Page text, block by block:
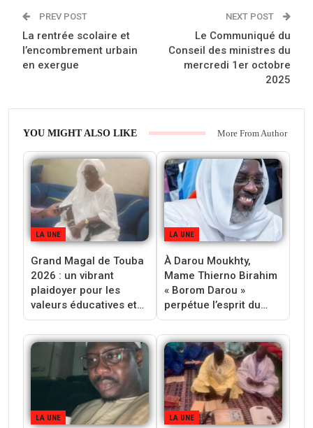
PREV POST
La rentrée scolaire et
l’encombrement urbain
en exergue
NEXT POST
Le Communiqué du
Conseil des ministres du
mercredi 1er octobre
2025
YOU MIGHT ALSO LIKE More From Author
LA UNE
Grand Magal de Touba
2026 : un vibrant
plaidoyer pour les
valeurs éducatives et…
LA UNE
À Darou Moukhty,
Mame Thierno Birahim
« Borom Darou »
perpétue l’esprit du…
LA UNE LA UNE